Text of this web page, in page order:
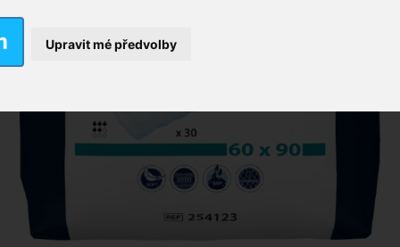
Upravit mé předvolby
plavky,Dámské inkontinenční plavky